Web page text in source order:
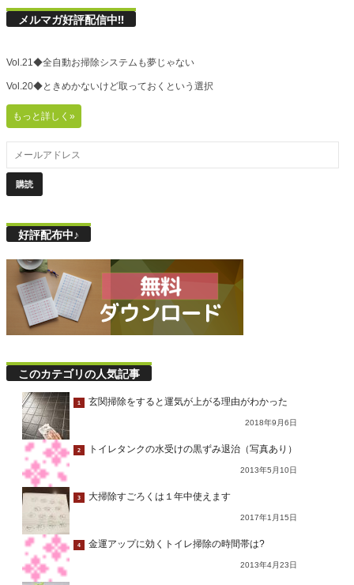
メルマガ好評配信中!!
Vol.21◆全自動お掃除システムも夢じゃない
Vol.20◆ときめかないけど取っておくという選択
もっと詳しく»
好評配布中♪
このカテゴリの人気記事
1 玄関掃除をすると運気が上がる理由がわかった
2018年9月6日
2 トイレタンクの水受けの黒ずみ退治（写真あり）
2013年5月10日
3 大掃除すごろくは１年中使えます
2017年1月15日
4 金運アップに効くトイレ掃除の時間帯は?
2013年4月23日